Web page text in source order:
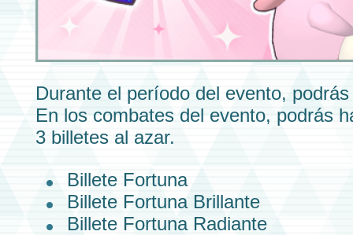
Durante el período del evento,
En loscombates del evento, podrás
3 billetesal azar.
Billete Fortuna
Billete Fortuna Brillante
Billete Fortuna Radiante